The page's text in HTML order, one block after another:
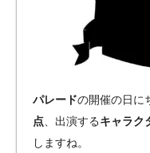
パレードの開催の日に
点 、出演するキャラク
しますね。